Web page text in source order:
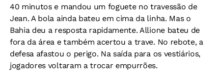
40 minutos e mandou um foguete no travessão de
Jean. A bola ainda bateu em cima da linha. Mas o
Bahia deu a resposta rapidamente. Allione bateu de
fora da área e também acertou a trave. No rebote, a
defesa afastou o perigo. Na saída para os vestiários,
jogadores voltaram a trocar empurrões.